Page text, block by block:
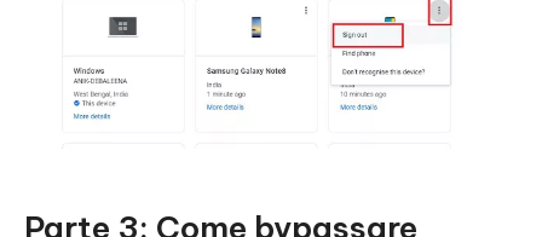
Parte 3: Come bypassare